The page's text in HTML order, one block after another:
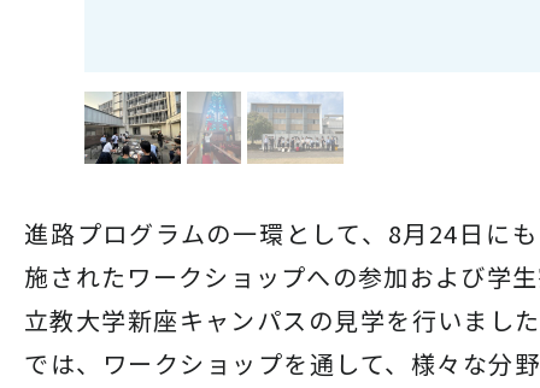
進路プログラムの一環として、8月24日に
施されたワークショップへの参加および学
立教大学新座キャンパスの見学を行いまし
では、ワークショップを通して、様々な分